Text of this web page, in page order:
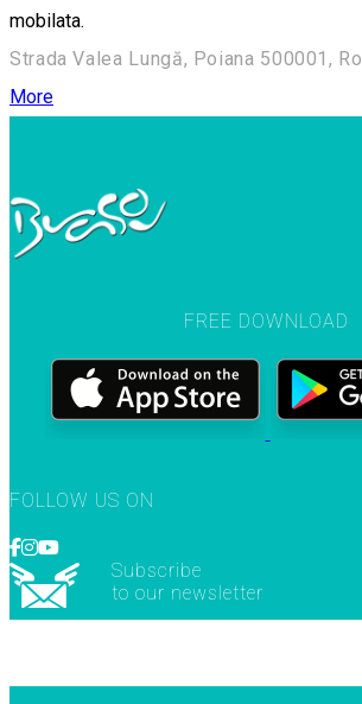
mobilata.
Strada Valea Lungă, Poiana 500001,
More
FREE DOWNLOAD
FOLLOW US ON
Subscribe
to our newsletter